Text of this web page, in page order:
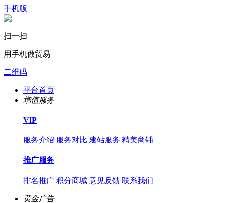
手机版
扫一扫
用手机做贸易
二维码
平台首页
增值服务
VIP
服务介绍 服务对比 建站服务 精美商铺
推广服务
排名推广 积分商城 意见反馈 联系我们
黄金广告